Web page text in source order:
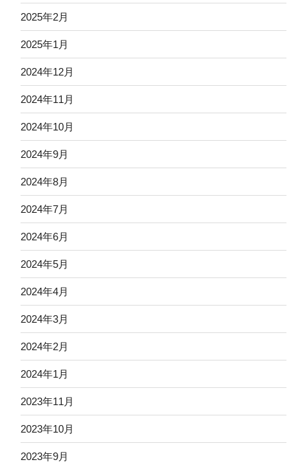
2025年2月
2025年1月
2024年12月
2024年11月
2024年10月
2024年9月
2024年8月
2024年7月
2024年6月
2024年5月
2024年4月
2024年3月
2024年2月
2024年1月
2023年11月
2023年10月
2023年9月